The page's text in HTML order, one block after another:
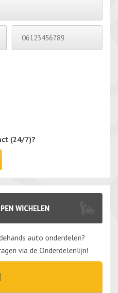
(24/7)?
WICHELEN
auto onderdelen?
via de Onderdelenlijn!